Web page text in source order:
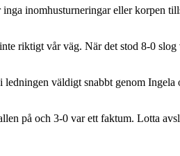
inomhusturneringar eller korpen
riktigt vår väg. När det stod 8-0
väldigt snabbt genom
på och 3-0 var ett faktum. Lotta